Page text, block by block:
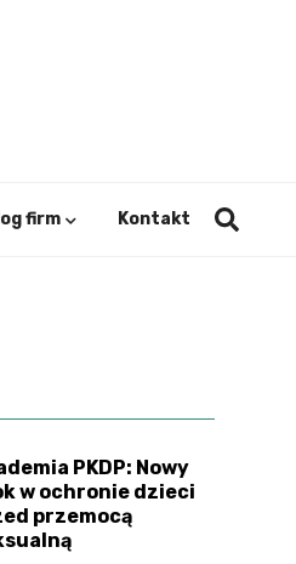
firm Kontakt
PKDP: Nowy
w ochronie dzieci
przemocą